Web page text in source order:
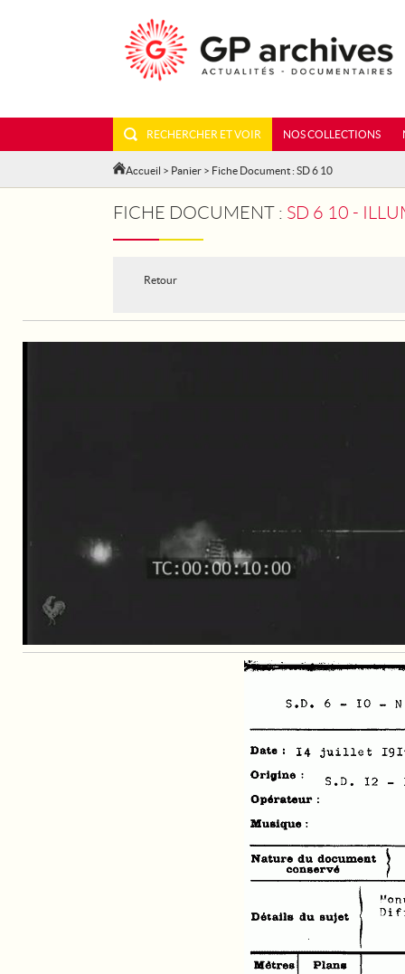
RECHERCHER ET VOIR NOS COLLECTIONS
Accueil > Panier > Fiche Document : SD 6 10
FICHE DOCUMENT : SD 6 10 -
Retour